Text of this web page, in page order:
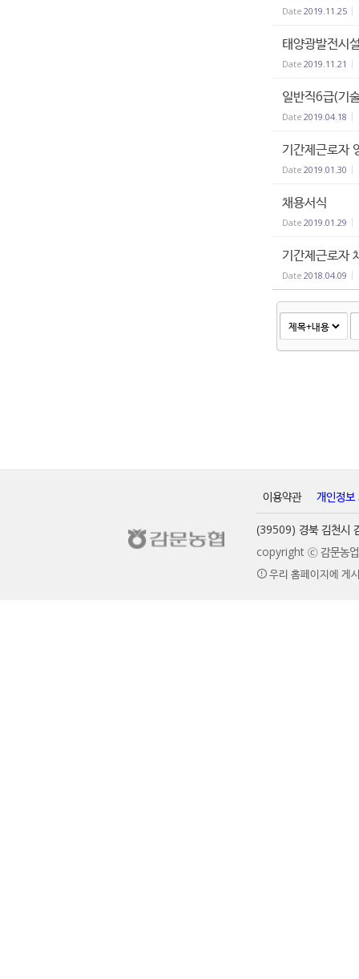
Date 2019.11.25
태양광발전시
Date 2019.11.21
일반직6급(기
Date 2019.04.18
기간제근로자
Date 2019.01.30
채용서식
Date 2019.01.29
기간제근로자
Date 2018.04.09
이용약관 개인정보
(39509) 경북 김천시
copyright ⓒ 감문농업
우리 홈페이지에 게